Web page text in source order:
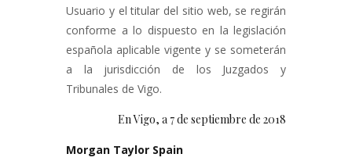
Usuario y el titular del sitio web, se regirán
conforme a lo dispuesto en la legislación
española aplicable vigente y se someterán
a la jurisdicción de los Juzgados y
Tribunales de Vigo.
En Vigo, a 7 de septiembre de 2018
Morgan Taylor Spain